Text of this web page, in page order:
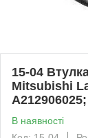
15-04
Mitsubishi
В наявності